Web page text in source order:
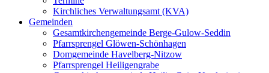
Kirchliches Verwaltungsamt (KVA)
Gemeinden
Gesamtkirchengemeinde Berge-Gulow-Seddin
Pfarrsprengel Glöwen-Schönhagen
Domgemeinde Havelberg-Nitzow
Pfarrsprengel Heiligengrabe